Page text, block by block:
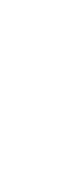
gentibus,
solitudine,
in labore et
siti, in
praeter illa,
cotidiana,
Quis
Si gloriari